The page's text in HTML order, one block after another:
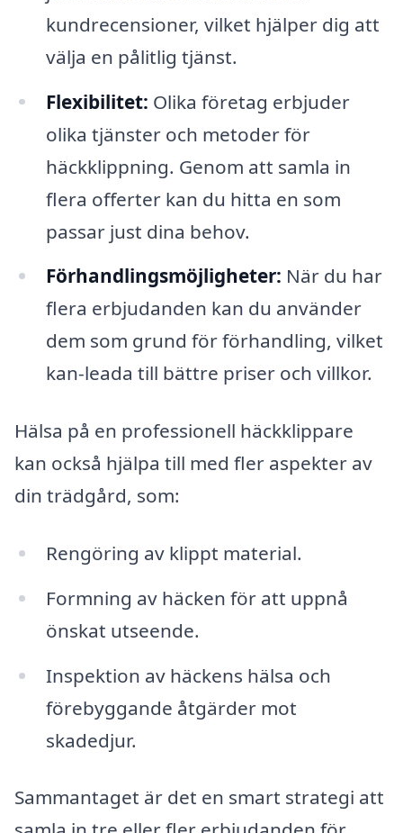
kundrecensioner, vilket hjälper dig att
välja en pålitlig tjänst.
Flexibilitet: Olika företag erbjuder
olika tjänster och metoder för
häckklippning. Genom att samla in
flera offerter kan du hitta en som
passar just dina behov.
Förhandlingsmöjligheter: När du har
flera erbjudanden kan du använder
dem som grund för förhandling, vilket
kan-leada till bättre priser och villkor.
Hälsa på en professionell häckklippare
kan också hjälpa till med fler aspekter av
din trädgård, som:
Rengöring av klippt material.
Formning av häcken för att uppnå
önskat utseende.
Inspektion av häckens hälsa och
förebyggande åtgärder mot
skadedjur.
Sammantaget är det en smart strategi att